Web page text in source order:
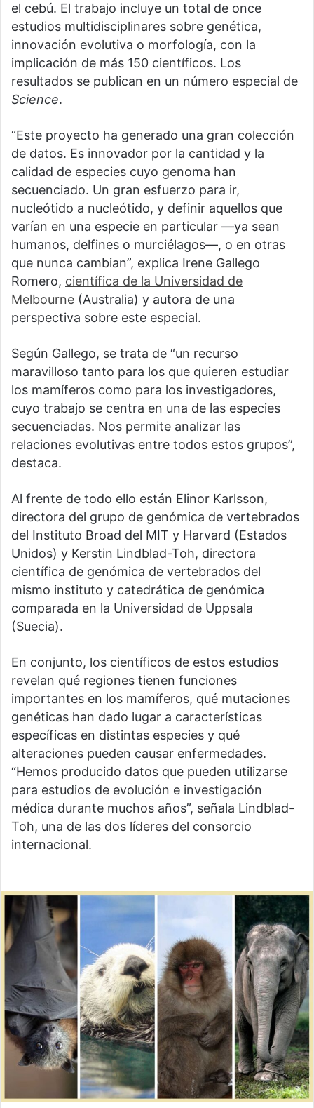
el cebú. El trabajo incluye un total de once
estudios multidisciplinares sobre genética,
innovación evolutiva o morfología, con la
implicación de más 150 científicos. Los
resultados se publican en un número especial de
Science.
“Este proyecto ha generado una gran colección
de datos. Es innovador por la cantidad y la
calidad de especies cuyo genoma han
secuenciado. Un gran esfuerzo para ir,
nucleótido a nucleótido, y definir aquellos que
varían en una especie en particular —ya sean
humanos, delfines o murciélagos—, o en otras
que nunca cambian”, explica Irene Gallego
Romero, científica de la Universidad de
Melbourne (Australia) y autora de una
perspectiva sobre este especial.
Según Gallego, se trata de “un recurso
maravilloso tanto para los que quieren estudiar
los mamíferos como para los investigadores,
cuyo trabajo se centra en una de las especies
secuenciadas. Nos permite analizar las
relaciones evolutivas entre todos estos grupos”,
destaca.
Al frente de todo ello están Elinor Karlsson,
directora del grupo de genómica de vertebrados
del Instituto Broad del MIT y Harvard (Estados
Unidos) y Kerstin Lindblad-Toh, directora
científica de genómica de vertebrados del
mismo instituto y catedrática de genómica
comparada en la Universidad de Uppsala
(Suecia).
En conjunto, los científicos de estos estudios
revelan qué regiones tienen funciones
importantes en los mamíferos, qué mutaciones
genéticas han dado lugar a características
específicas en distintas especies y qué
alteraciones pueden causar enfermedades.
“Hemos producido datos que pueden utilizarse
para estudios de evolución e investigación
médica durante muchos años”, señala Lindblad-
Toh, una de las dos líderes del consorcio
internacional.